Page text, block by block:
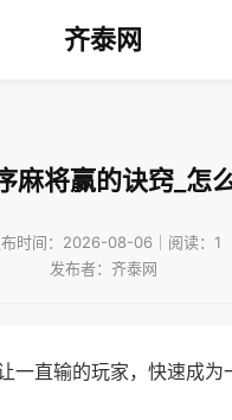
齐泰网
麻将赢的诀窍_怎
时间：2026-08-06｜阅读：1
发布者：齐泰网
一直输的玩家，快速成为